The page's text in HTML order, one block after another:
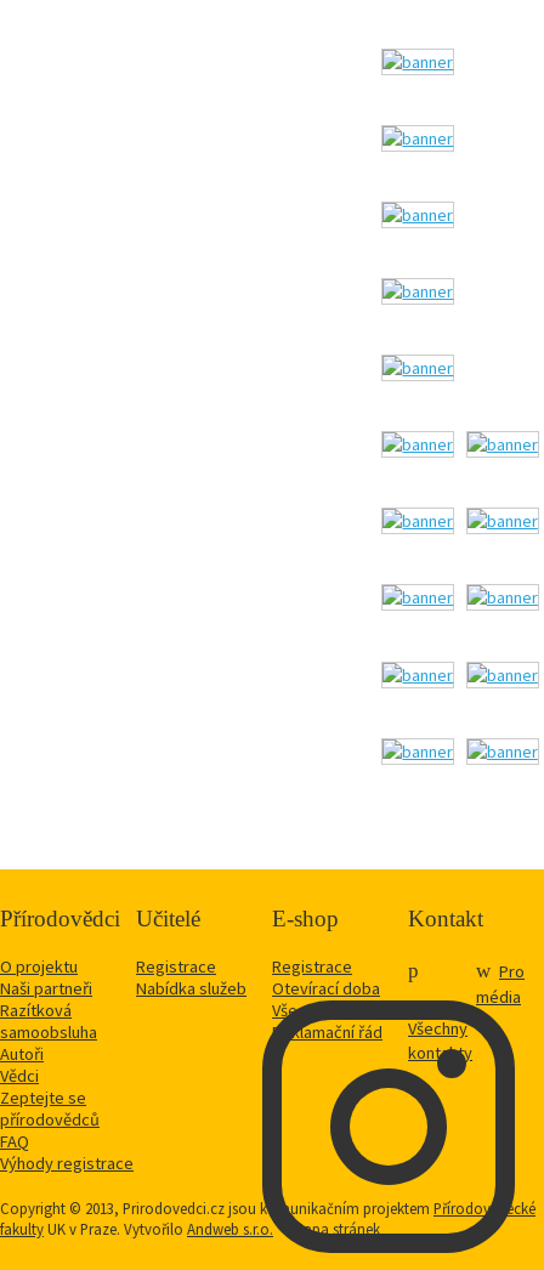
Přírodovědci
O projektu
Naši partneři
Razítková
samoobsluha
Autoři
Vědci
Zeptejte se
přírodovědců
FAQ
Výhody registrace
Učitelé
Registrace
Nabídka služeb
E-shop
Registrace
Otevírací doba
Vše o nákupu
Reklamační řád
Kontakt
Všechny
kontakty
Pro
média
Copyright © 2013, Prirodovedci.cz jsou komunikačním projektem Přírodovědecké
fakultyUK v Praze. Vytvořilo Andweb s.r.o. Mapa stránek